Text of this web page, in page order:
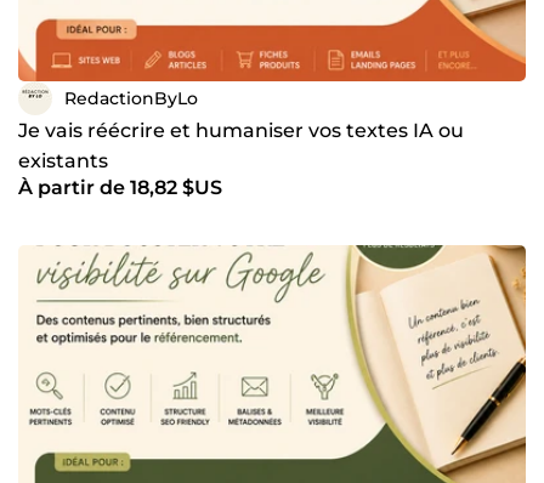
RedactionByLo
Je vais réécrire et humaniser vos textes IA ou
existants
À partir de 18,82 $US